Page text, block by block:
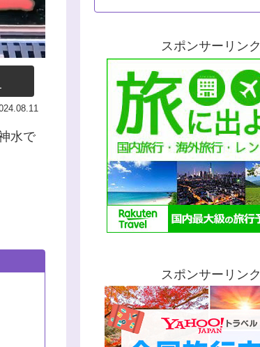
水で
スポンサーリンク
スポンサーリンク